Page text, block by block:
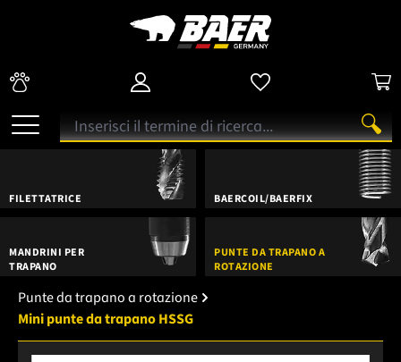
FILETTATRICE BAERCOIL/BAERFIX
MANDRINI PER
TRAPANO
PUNTE DA TRAPANO A
ROTAZIONE
Punte da trapano a rotazione
Mini punte da trapano HSSG